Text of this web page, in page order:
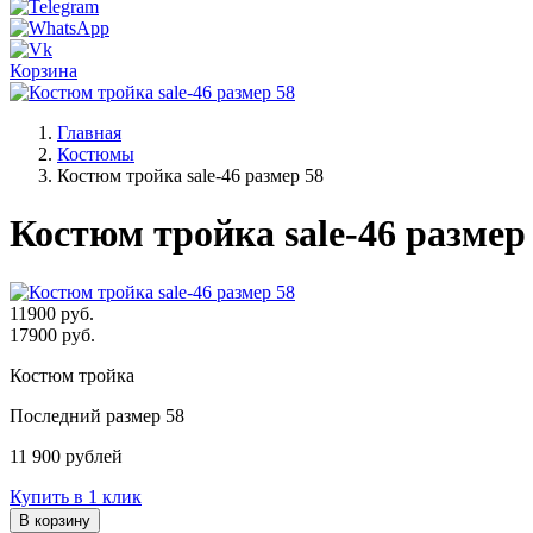
Корзина
Главная
Костюмы
Костюм тройка sale-46 размер 58
Костюм тройка sale-46 размер
11900 руб.
17900 руб.
Костюм тройка
Последний размер 58
11 900 рублей
Купить в 1 клик
В корзину